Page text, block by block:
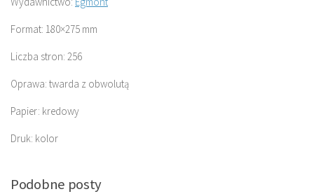
Format: 180×275 mm
Liczba stron: 256
Oprawa: twarda z obwolutą
Papier: kredowy
Druk: kolor
Podobne posty